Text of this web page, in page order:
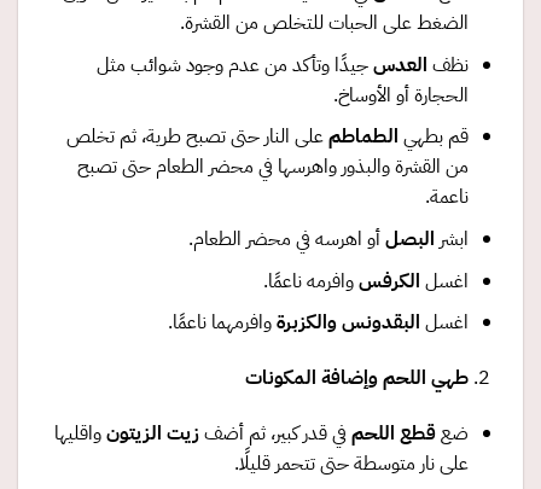
الضغط على الحبات للتخلص من القشرة.
نظف العدسجيدًا وتأكد من عدم وجود شوائب مثل
الحجارة أو الأوساخ.
قم بطهي الطماطمعلى النار حتى تصبح طرية، ثم تخلص
من القشرة والبذور واهرسها في محضر الطعام حتى تصبح
ناعمة.
ابشر البصلأو اهرسه في محضر الطعام.
اغسل الكرفسوافرمه ناعمًا.
اغسل البقدونس والكزبرةوافرمهما ناعمًا.
طهي اللحم وإضافة المكونات
ضعقطع اللحمفي قدر كبير، ثم أضفزيت الزيتونواقليها
على نار متوسطة حتى تتحمر قليلًا.